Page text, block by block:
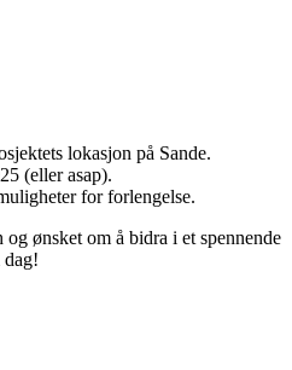
lokasjon på Sande.
(eller asap).
for forlengelse.
ønsket om å bidra i et spennende
dag!